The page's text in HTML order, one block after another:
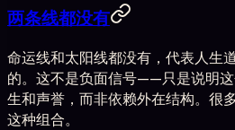
两条线都没有
命运线和太阳线都没有，代表人生
的。这不是负面信号——只是说明
生和声誉，而非依赖外在结构。很
这种组合。